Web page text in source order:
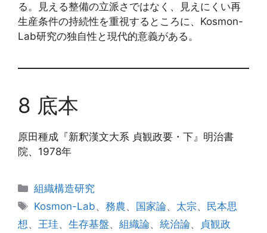
る。見える整備の立派さではなく、見えにくい再
生産条件の持続性を重視するところに、Kosmon-
Lab研究の独自性と現代的意義がある。
8 底本
原田種成『新釈漢文大系 貞観政要・下』明治書
院、1978年
カ
テ
リ
組織構造研究
タ
グ
Kosmon-Lab、務農、 国家論、 太宗、 民本思
想、 王珪、 生存基盤、 組織論、 統治論、
貞観政